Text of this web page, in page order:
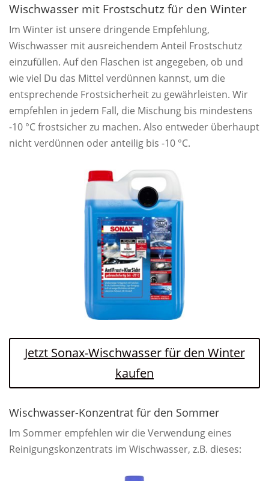
Wischwasser mit Frostschutz für den Winter
Im Winter ist unsere dringende Empfehlung,
Wischwasser mit ausreichendem Anteil Frostschutz
einzufüllen. Auf den Flaschen ist angegeben, ob und
wie viel Du das Mittel verdünnen kannst, um die
entsprechende Frostsicherheit zu gewährleisten. Wir
empfehlen in jedem Fall, die Mischung bis mindestens
-10 °C frostsicher zu machen. Also entweder überhaupt
nicht verdünnen oder anteilig bis -10 °C.
Jetzt Sonax-Wischwasser für den Winter
kaufen
Wischwasser-Konzentrat für den Sommer
Im Sommer empfehlen wir die Verwendung eines
Reinigungskonzentrats im Wischwasser, z.B. dieses: